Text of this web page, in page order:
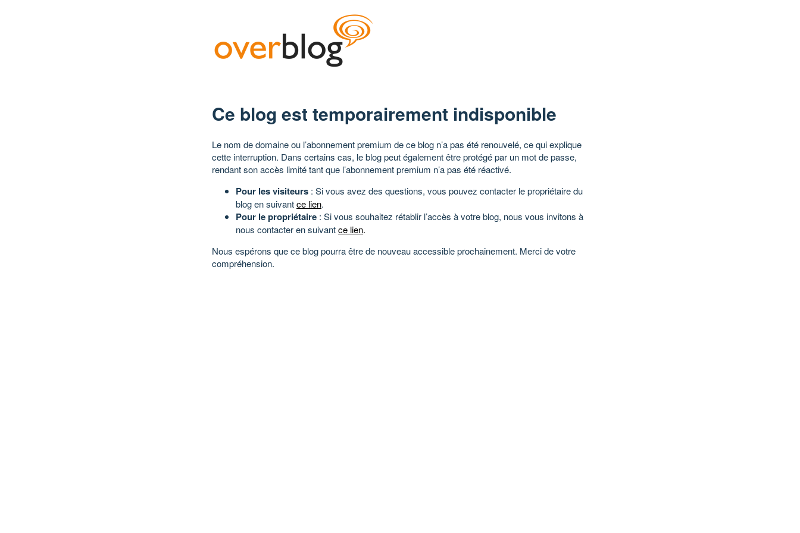
Ce blog est temporairement indisponible
Le nom de domaine ou l’abonnement premium de ce blog n’a pas été renouvelé, ce qui explique
cette interruption. Dans certains cas, le blog peut également être protégé par un mot de passe,
rendant son accès limité tant que l’abonnement premium n’a pas été réactivé.
Pour les visiteurs : Si vous avez des questions, vous pouvez contacter le propriétaire du
blog en suivantce lien.
Pour le propriétaire : Si vous souhaitez rétablir l’accès à votre blog, nous vous invitons à
nous contacter en suivantce lien.
Nous espérons que ce blog pourra être de nouveau accessible prochainement. Merci de votre
compréhension.